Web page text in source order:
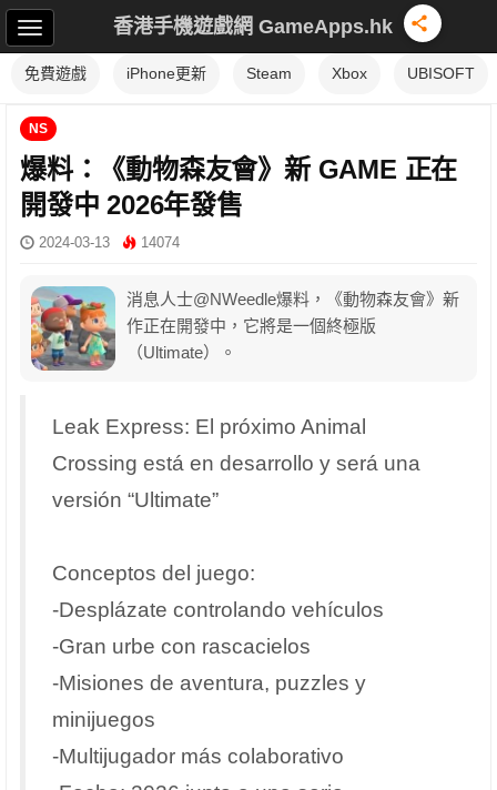
香港手機遊戲網 GameApps.hk
免費遊戲 iPhone更新 Steam Xbox UBISOFT
NS
爆料：《動物森友會》新 GAME 正在
開發中 2026年發售
2024-03-13 14074
消息人士@NWeedle爆料，《動物森友會》新
作正在開發中，它將是一個終極版
（Ultimate）。
Leak Express: El próximo Animal
Crossing está en desarrollo y será una
versión “Ultimate”
Conceptos del juego:
-Desplázate controlando vehículos
-Gran urbe con rascacielos
-Misiones de aventura, puzzles y
minijuegos
-Multijugador más colaborativo